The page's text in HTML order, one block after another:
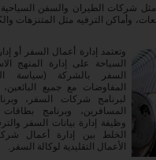
شركات الطيران والسفن السياحية
وأماكن الترفيه مثل المتنزهات
وتعتمد إدارة أعمال السفر أو
السياحة على إدارة المنهج
السفر بالشركة (سياسة
المفاوضات مع جميع البائعين،
لبرنامج شركات السفر،
المسافرين، وبرنامج
وظيفة إدارة بيانات السفر
الخلط بين إدارة أعمال
الأعمال التقليدية لوكالة السفر.